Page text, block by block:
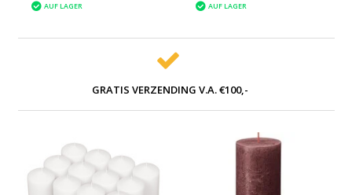
AUF LAGER
AUF LAGER
GRATIS VERZENDING V.A. €100,-